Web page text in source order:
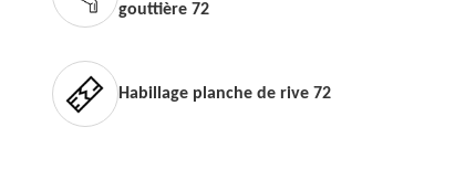
gouttière 72
Habillage planche de rive 72